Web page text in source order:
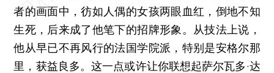
者的画面中，彷如人偶的女孩两眼血红，倒地不知
生死，后来成了他笔下的招牌形象。从技法上说，
他从早已不再风行的法国学院派，特别是安格尔那
里，获益良多。这一点或许让你联想起萨尔瓦多·达